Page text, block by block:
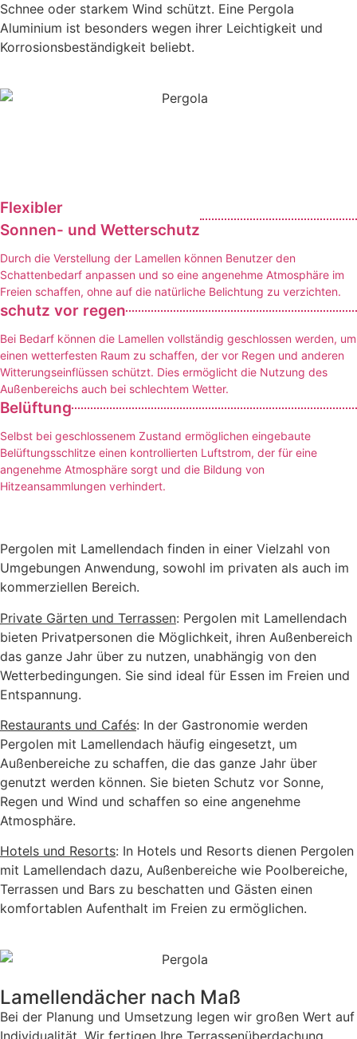
Schnee oder starkem Wind schützt. Eine Pergola
Aluminium ist besonders wegen ihrer Leichtigkeit und
Korrosionsbeständigkeit beliebt.
Flexibler
Sonnen- und Wetterschutz
Durch die Verstellung der Lamellen können Benutzer den
Schattenbedarf anpassen und so eine angenehme Atmosphäre im
Freien schaffen, ohne auf die natürliche Belichtung zu verzichten.
schutz vor regen
Bei Bedarf können die Lamellen vollständig geschlossen werden, um
einen wetterfesten Raum zu schaffen, der vor Regen und anderen
Witterungseinflüssen schützt. Dies ermöglicht die Nutzung des
Außenbereichs auch bei schlechtem Wetter.
Belüftung
Selbst bei geschlossenem Zustand ermöglichen eingebaute
Belüftungsschlitze einen kontrollierten Luftstrom, der für eine
angenehme Atmosphäre sorgt und die Bildung von
Hitzeansammlungen verhindert.
Pergolen mit Lamellendach finden in einer Vielzahl von
Umgebungen Anwendung, sowohl im privaten als auch im
kommerziellen Bereich.
Private Gärten und Terrassen: Pergolen mit Lamellendach
bieten Privatpersonen die Möglichkeit, ihren Außenbereich
das ganze Jahr über zu nutzen, unabhängig von den
Wetterbedingungen. Sie sind ideal für Essen im Freien und
Entspannung.
Restaurants und Cafés: In der Gastronomie werden
Pergolen mit Lamellendach häufig eingesetzt, um
Außenbereiche zu schaffen, die das ganze Jahr über
genutzt werden können. Sie bieten Schutz vor Sonne,
Regen und Wind und schaffen so eine angenehme
Atmosphäre.
Hotels und Resorts: In Hotels und Resorts dienen Pergolen
mit Lamellendach dazu, Außenbereiche wie Poolbereiche,
Terrassen und Bars zu beschatten und Gästen einen
komfortablen Aufenthalt im Freien zu ermöglichen.
Lamellendächer nach Maß
Bei der Planung und Umsetzung legen wir großen Wert auf